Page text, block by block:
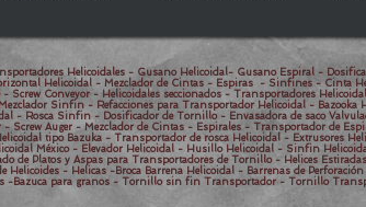
Helicoidales - Gusano Helicoidal- Gusano Espiral -
Helicoidal - Mezclador de Cintas - Espiras - Sinfines - Cinta
Screw Conveyor - Helicoidales seccionados - Transportadores
Sinfin - Refacciones para Transportador Helicoidal -
- Rosca Sinfin - Dosificador de Tornillo - Envasadora de saco
- Screw Auger - Mezclador de Cintas - Espirales - Transportador de
tipo Bazuka - Transportador de rosca Helicoidal - Extrusores
México - Elevador Helicoidal - Husillo Helicoidal - Sinfin
de Platos y Aspas para Transportadores de Tornillo - Helices
Helicoides - Helicas -Broca Barrena Helicoidal - Barrenas de
-Bazuca para granos - Tornillo sin fin Transportador - Tornillo